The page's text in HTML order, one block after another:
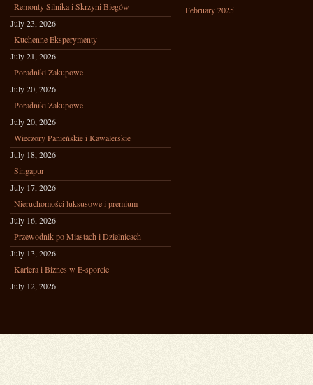
Remonty Silnika i Skrzyni Biegów
July 23, 2026
Kuchenne Eksperymenty
July 21, 2026
Poradniki Zakupowe
July 20, 2026
Poradniki Zakupowe
July 20, 2026
Wieczory Panieńskie i Kawalerskie
July 18, 2026
Singapur
July 17, 2026
Nieruchomości luksusowe i premium
July 16, 2026
Przewodnik po Miastach i Dzielnicach
July 13, 2026
Kariera i Biznes w E-sporcie
July 12, 2026
February 2025